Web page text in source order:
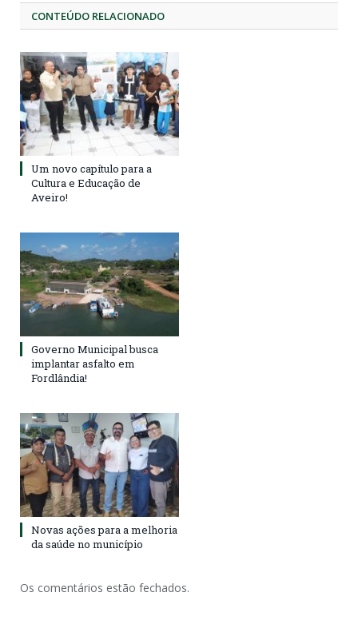
CONTEÚDO RELACIONADO
Um novo capítulo para a
Cultura e Educação de
Aveiro!
Governo Municipal busca
implantar asfalto em
Fordlândia!
Novas ações para a melhoria
da saúde no município
Os comentários estão fechados.